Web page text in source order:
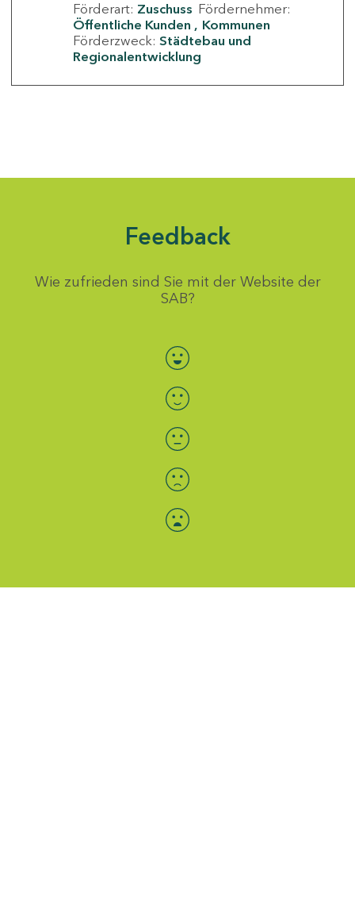
Förderart: Zuschuss Fördernehmer:
Öffentliche Kunden
Kommunen
Förderzweck: Städtebau und
Regionalentwicklung
Feedback
Wie zufrieden sind Sie mit der Website der
SAB?
Bewertung auswählen